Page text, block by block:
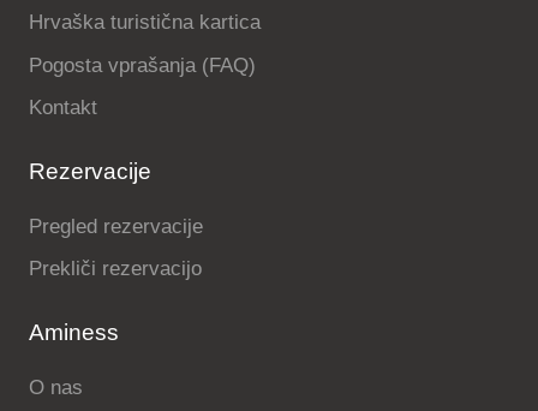
Hrvaška turistična kartica
Pogosta vprašanja (FAQ)
Kontakt
Rezervacije
Pregled rezervacije
Prekliči rezervacijo
Aminess
O nas